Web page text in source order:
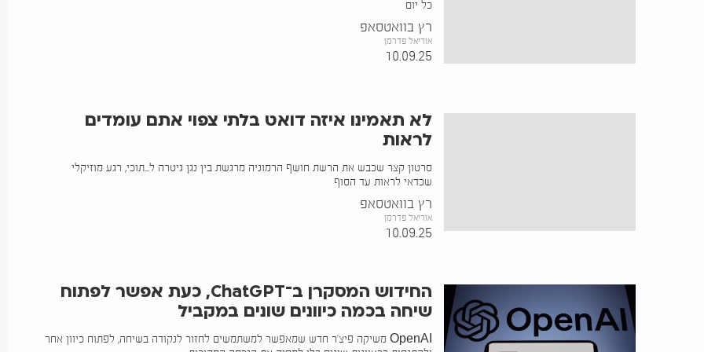
כל יום
רץ בוואטסאפ
אוריאל פדרמן
10.09.25
לא תאמינו איזה דואט בלתי צפוי אתם עומדים
לראות
סרטון קצר שכבש את הרשת חושף הרמוניה מרגשת בין נגן גיטרה ל...תוכי, רגע מוזיקלי
שכדאי לראות עד הסוף
רץ בוואטסאפ
אוריאל פדרמן
10.09.25
החידוש המסקרן ב־ChatGPT, כעת אפשר לפתוח
שיחה בכמה כיוונים שונים במקביל
OpenAI משיקה פיצ'ר חדש שמאפשר למשתמשים לחזור לנקודה בשיחה, לפתוח כיוון אחר